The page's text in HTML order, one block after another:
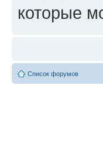
которые
Список форумов